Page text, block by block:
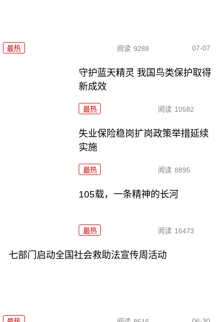
最热 阅读 9288 07-07
守护蓝天精灵 我国鸟类保护取得
新成效
最热 阅读 10582
失业保险稳岗扩岗政策举措延续
实施
最热 阅读 8895
105载，一条精神的长河
最热 阅读 16473
七部门启动全国社会救助法宣传周活动